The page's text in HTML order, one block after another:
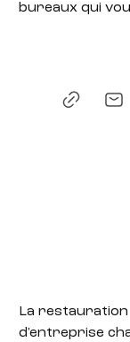
bureaux qui
La restauration
d'entreprise